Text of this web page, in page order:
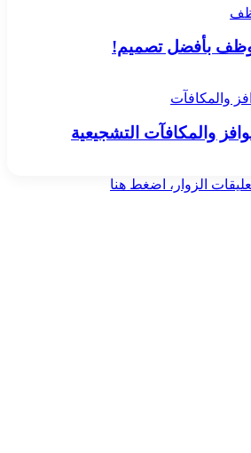
بأفضل تصميم!
والمكافآت التشجيعية
الزوار، اضغط هنا